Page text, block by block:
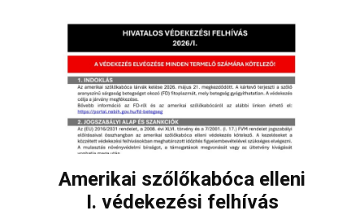
Amerikai szőlőkabóca elleni
I. védekezési felhívás